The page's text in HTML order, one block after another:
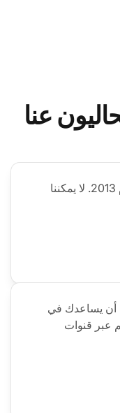
عنا
"لقد كنا نستخدم LiveAgent منذ عام 2013. لا يمكننا
أن يساعدك في
عبر قنوات